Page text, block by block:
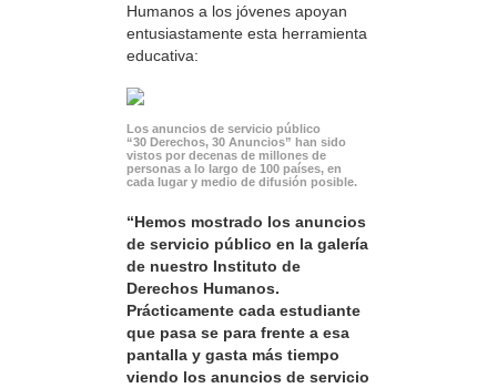
Humanos a los jóvenes apoyan
entusiastamente esta herramienta
educativa:
Los anuncios de servicio público
“30 Derechos, 30 Anuncios” han sido
vistos por decenas de millones de
personas a lo largo de 100 países, en
cada lugar y medio de difusión posible.
“Hemos mostrado los anuncios
de servicio público en la galería
de nuestro Instituto de
Derechos Humanos.
Prácticamente cada estudiante
que pasa se para frente a esa
pantalla y gasta más tiempo
viendo los anuncios de servicio